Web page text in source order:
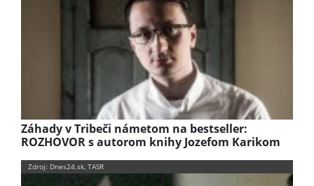
Záhady v Tribeči námetom na bestseller:
ROZHOVOR s autorom knihy Jozefom Karikom
Zdroj: Dnes24.sk, TASR